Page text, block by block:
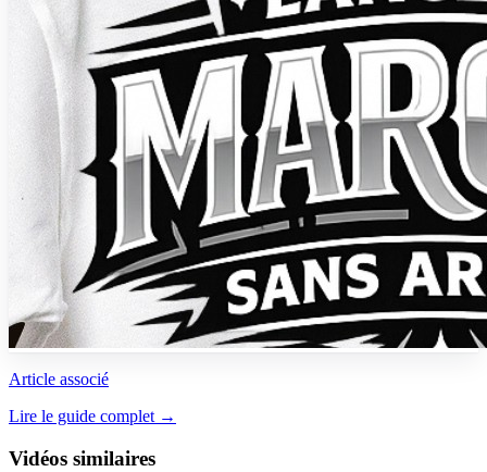
Article associé
Lire le guide complet →
Vidéos similaires